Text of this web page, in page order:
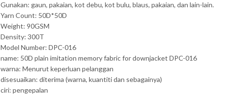
Gunakan: gaun, pakaian, kot debu, kot bulu, blaus, pakaian, dan lain-lain.
Yarn Count: 50D*50D
Weight: 90GSM
Density: 300T
Model Number: DPC-016
name: 50D plain imitation memory fabric for downjacket DPC-016
warna: Menurut keperluan pelanggan
disesuaikan: diterima (warna, kuantiti dan sebagainya)
ciri: pengepalan